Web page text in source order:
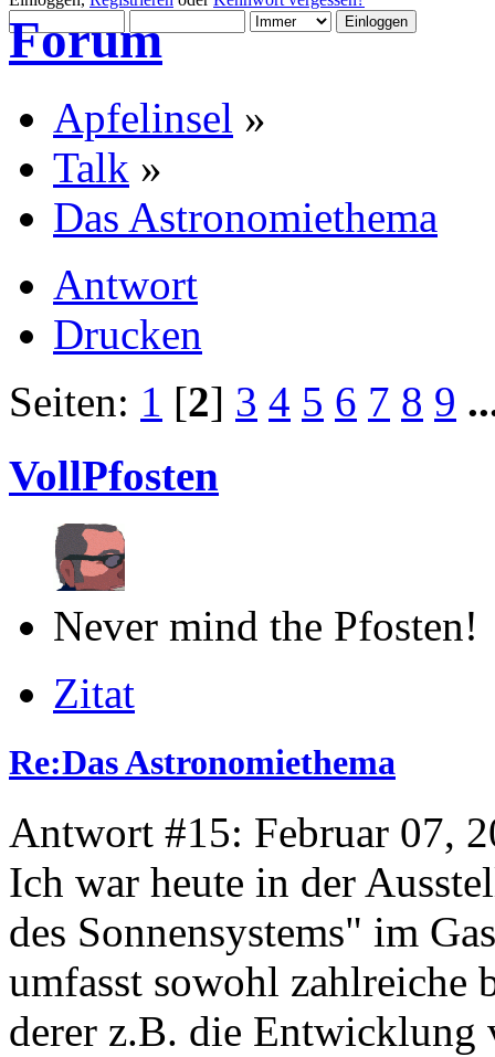
Forum
Apfelinsel »
Talk »
Das Astronomiethema
Antwort
Drucken
Seiten: 1 [2] 3 4 5 6 7 8 9
VollPfosten
Never mind the Pfosten!
Zitat
Re:Das Astronomiethema
Antwort #15: Februar 07,
Ich war heute in der
des Sonnensystems" im
umfasst sowohl zahlreiche
derer z.B. die Entwicklung